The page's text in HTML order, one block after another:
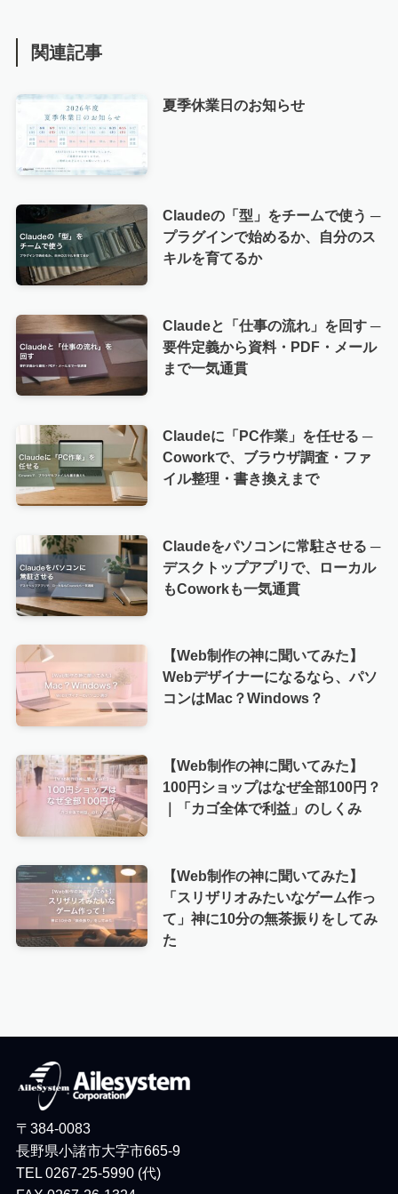
関連記事
夏季休業日のお知らせ
Claudeの「型」をチームで使う ─
プラグインで始めるか、自分のス
キルを育てるか
Claudeと「仕事の流れ」を回す ─
要件定義から資料・PDF・メール
まで一気通貫
Claudeに「PC作業」を任せる ─
Coworkで、ブラウザ調査・ファ
イル整理・書き換えまで
Claudeをパソコンに常駐させる ─
デスクトップアプリで、ローカル
もCoworkも一気通貫
【Web制作の神に聞いてみた】
Webデザイナーになるなら、パソ
コンはMac？Windows？
【Web制作の神に聞いてみた】
100円ショップはなぜ全部100円？
｜「カゴ全体で利益」のしくみ
【Web制作の神に聞いてみた】
「スリザリオみたいなゲーム作っ
て」神に10分の無茶振りをしてみ
た
〒384-0083
長野県小諸市大字市665-9
TEL 0267-25-5990 (代)